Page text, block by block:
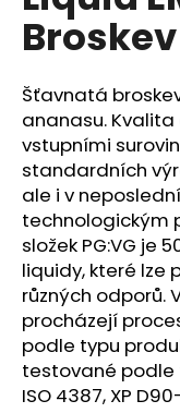
0,0
hvězdiček.
Šťavnatá
ananasu. Kvalita
vstupními
standardních
ale i v
technologickým
složek PG:VG je
liquidy, které lze
různých odporů.
procházejí
podle typu
testované podle
ISO 4387, XP
a
j
í
t
?
D
o
p